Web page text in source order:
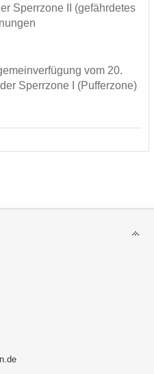
Sperr­zo­ne II (ge­fähr­de­tes
vom 20.
Sperr­zo­ne I (Puf­fer­zo­ne)